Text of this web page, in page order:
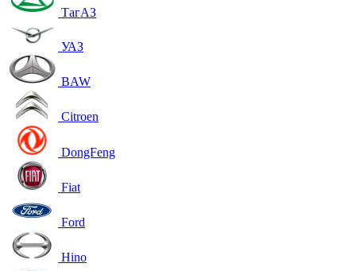
ТагАЗ
УАЗ
BAW
Citroen
DongFeng
Fiat
Ford
Hino